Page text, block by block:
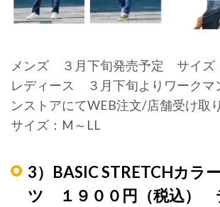
メンズ ３月下旬発売予定 サイズ
レディース ３月下旬よりワークマ
ンストアにてWEB注文/店舗受け取
サイズ：M～LL
3）BASIC STRETCHカラ
ツ １９００円（税込）